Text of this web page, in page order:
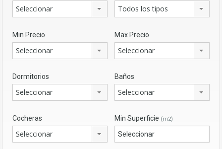
Seleccionar Todos los tipos
Min Precio
Seleccionar
Max Precio
Seleccionar
Dormitorios
Seleccionar
Baños
Seleccionar
Cocheras
Seleccionar
Min Superficie (m2)